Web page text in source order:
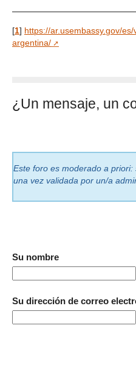
[1] https://ar.usembassy.gov/
argentina/
¿Un mensaje, un
Este foro es moderado a
una vez validada por un/a
Su nombre
Su dirección de correo